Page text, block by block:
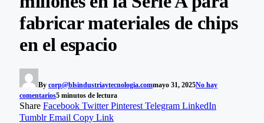
fabricar materiales de chips
en el espacio
By corp@blsindustriaytecnologia.commayo 31, 2025No hay
comentarios5 minutos de lectura
Share Facebook Twitter Pinterest Telegram LinkedIn
Tumblr Email Copy Link